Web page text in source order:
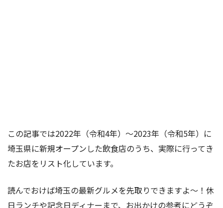
この記事では2022年（令和4年）〜2023年（令和5年）に
埼玉県に新規オープンした飲食店のうち、実際に行ってき
たお店をリスト化しています。
読んでおけば埼玉の最新グルメを先取りできますよ〜！休
日ランチや記念日ディナーまで、お出かけの参考にどうぞ